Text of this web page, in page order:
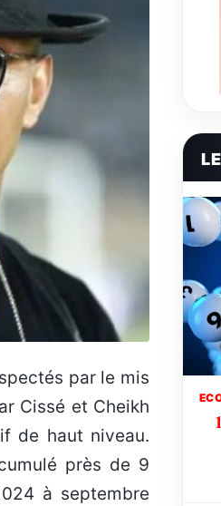
par le mis
Cissé et Cheikh
de haut niveau.
près de 9
à septembre
1